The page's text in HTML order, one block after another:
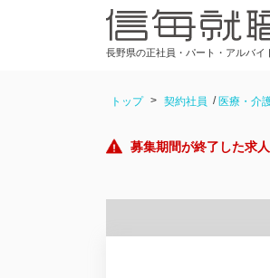
長野県の正社員・パート・アルバイ
トップ 契約社員 医療・介
募集期間が終了した求